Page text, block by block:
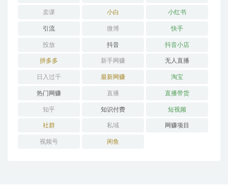
卖课 小白 小红书
引流 微博 快手
投放 抖音 抖音小店
拼多多 新手网赚 无人直播
日入过千 最新网赚 淘宝
热门网赚 直播 直播带货
知乎 知识付费 短视频
社群 私域 网赚项目
视频号 闲鱼